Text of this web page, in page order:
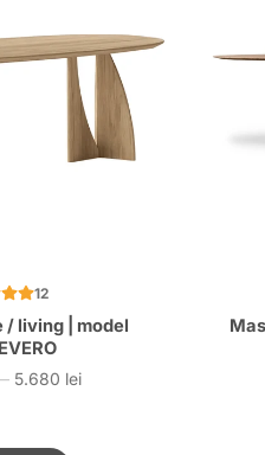
12
/ living | model
5.680 lei